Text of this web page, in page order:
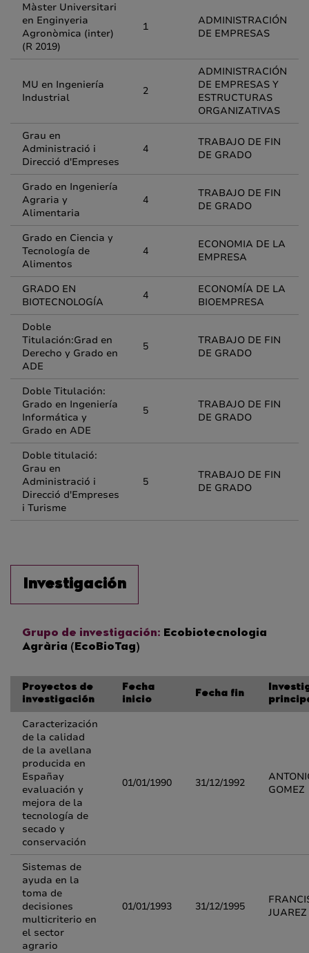
Màster Universitari
en Enginyeria
Agronòmica (inter)
(R 2019)
1
ADMINISTRACIÓN
DE EMPRESAS
MU en Ingeniería
Industrial
2
ADMINISTRACIÓN
DE EMPRESAS Y
ESTRUCTURAS
ORGANIZATIVAS
Grau en
Administració i
Direcció d'Empreses
4
TRABAJO DE FIN
DE GRADO
Grado en Ingeniería
Agraria y
Alimentaria
4
TRABAJO DE FIN
DE GRADO
Grado en Ciencia y
Tecnología de
Alimentos
4
ECONOMIA DE LA
EMPRESA
GRADO EN
BIOTECNOLOGÍA
4
ECONOMÍA DE LA
BIOEMPRESA
Doble
Titulación:Grad en
Derecho y Grado en
ADE
5
TRABAJO DE FIN
DE GRADO
Doble Titulación:
Grado en Ingeniería
Informática y
Grado en ADE
5
TRABAJO DE FIN
DE GRADO
Doble titulació:
Grau en
Administració i
Direcció d'Empreses
i Turisme
5
TRABAJO DE FIN
DE GRADO
Investigación
Grupo de investigación: Ecobiotecnologia
Agrària (EcoBioTag)
Proyectos de
investigación
Fecha
inicio
Fecha fin
Caracterización
de la calidad
de la avellana
producida en
Españay
evaluación y
mejora de la
tecnología de
secado y
conservación
01/01/1990 31/12/1992
GOMEZ
Sistemas de
ayuda en la
toma de
decisiones
multicriterio en
el sector
agrario
01/01/1993 31/12/1995